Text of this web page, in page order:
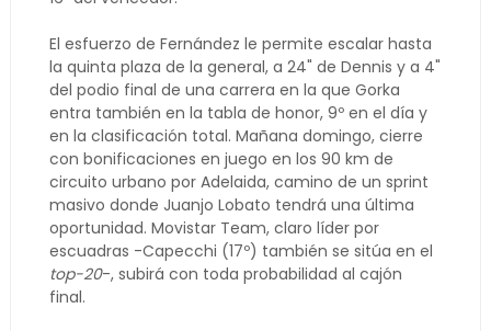
El esfuerzo de Fernández le permite escalar hasta
la quinta plaza de la general, a 24" de Dennis y a 4"
del podio final de una carrera en la que Gorka
entra también en la tabla de honor, 9º en el día y
en la clasificación total. Mañana domingo, cierre
con bonificaciones en juego en los 90 km de
circuito urbano por Adelaida, camino de un sprint
masivo donde Juanjo Lobato tendrá una última
oportunidad. Movistar Team, claro líder por
escuadras -Capecchi (17º) también se sitúa en el
top-20-, subirá con toda probabilidad al cajón
final.